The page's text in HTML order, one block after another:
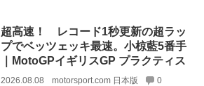
超高速！ レコード1秒更新の超ラッ
プでベッツェッキ最速。小椋藍5番手
｜MotoGPイギリスGP プラクティス
2026.08.08 motorsport.com 日本版 0